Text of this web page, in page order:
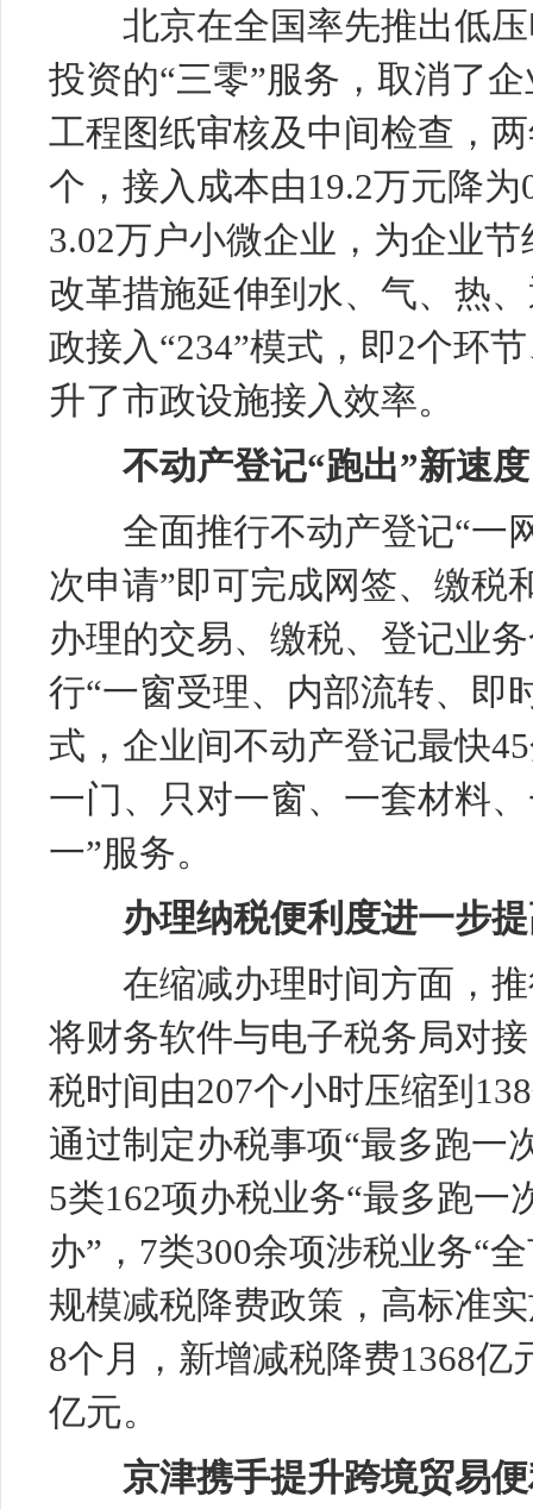
北京在全国率先推出低压
投资的“三零”服务，取消了
工程图纸审核及中间检查，
个，接入成本由19.2万元降
3.02万户小微企业，为企业
改革措施延伸到水、气、热
政接入“234”模式，即2个环
升了市政设施接入效率。
不动产登记“跑出”新速度
全面推行不动产登记“一
次申请”即可完成网签、缴税
办理的交易、缴税、登记业
行“一窗受理、内部流转、即
式，企业间不动产登记最快
一门、只对一窗、一套材料
一”服务。
办理纳税便利度进一步
在缩减办理时间方面，推
将财务软件与电子税务局对
税时间由207个小时压缩到
通过制定办税事项“最多跑一
5类162项办税业务“最多跑一
办”，7类300余项涉税业务“
规模减税降费政策，高标准
8个月，新增减税降费1368亿
亿元。
京津携手提升跨境贸易